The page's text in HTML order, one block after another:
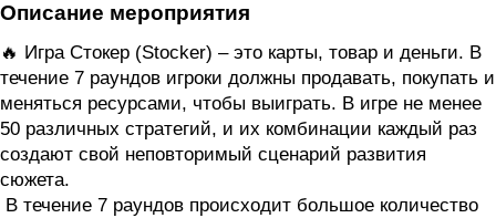
Описание мероприятия
🔥 Игра Стокер (Stocker) – это карты, товар и деньги. В
течение 7 раундов игроки должны продавать, покупать и
меняться ресурсами, чтобы выиграть. В игре не менее
50 различных стратегий, и их комбинации каждый раз
создают свой неповторимый сценарий развития
сюжета.
В течение 7 раундов происходит большое количество